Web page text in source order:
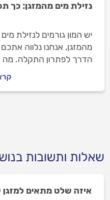
נזילת מים מהמזגן: כך
יש המון גורמים לנזילת מים
מהמזגן, אנחנו נלווה
הדרך לפתרון התקלה. מה
מזגנים ואיך מתנהלים
התשובות במקום אחד.
שאלות ותשובות
איזה שלט מתאים למזגן